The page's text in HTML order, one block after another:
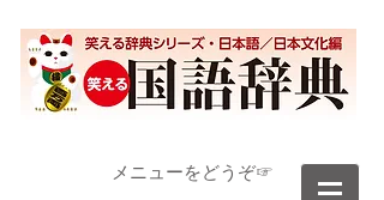
​メニューをどうぞ☞